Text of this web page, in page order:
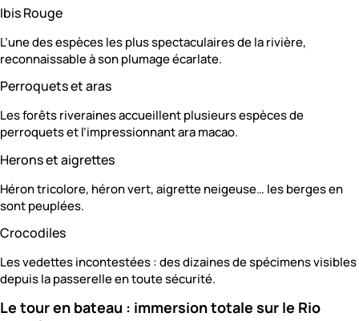
Ibis Rouge
L’une des espèces les plus spectaculaires de la rivière,
reconnaissable à son plumage écarlate.
Perroquets et aras
Les forêts riveraines accueillent plusieurs espèces de
perroquets et l’impressionnant ara macao.
Herons et aigrettes
Héron tricolore, héron vert, aigrette neigeuse… les berges en
sont peuplées.
Crocodiles
Les vedettes incontestées : des dizaines de spécimens visibles
depuis la passerelle en toute sécurité.
Le tour en bateau : immersion totale sur le Rio